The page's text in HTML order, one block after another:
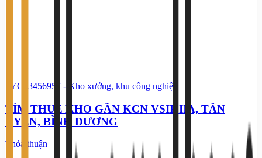
#YC43456957 - Kho xưởng, khu công nghiệp
TÌM THUÊ KHO GẦN KCN VSIP IIA, TÂN
UYÊN, BÌNH DƯƠNG
Thỏa thuận